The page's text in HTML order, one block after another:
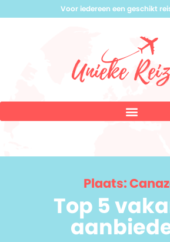
Voor iedereen een geschikt
Plaats:
Top 5